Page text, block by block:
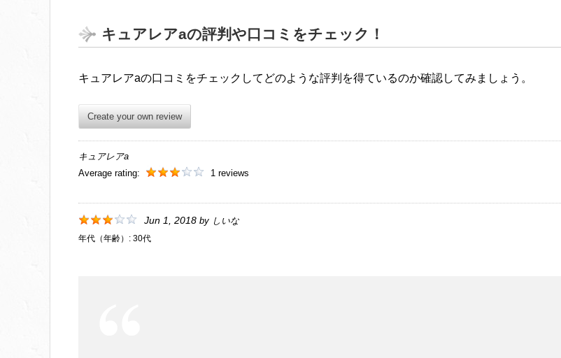
キュアレアaの評判や口コミをチェック！
キュアレアaの口コミをチェックしてどのような評判を得ているのか確認してみましょう。
Create your own review
キュアレアa
Average rating:
1 reviews
Jun 1, 2018 by しいな
年代（年齢）: 30代